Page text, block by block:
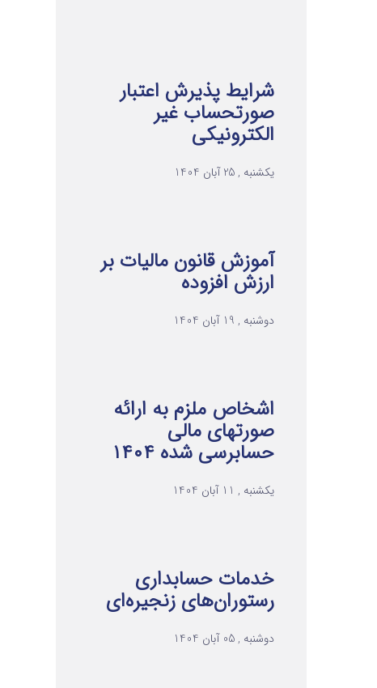
شرایط پذیرش اعتبار
صورتحساب غیر
الکترونیکی
یکشنبه , 25 آبان 1404
آموزش قانون مالیات بر
ارزش افزوده
دوشنبه , 19 آبان 1404
اشخاص ملزم به ارائه
صورتهای مالی
حسابرسی شده ۱۴۰۴
یکشنبه , 11 آبان 1404
خدمات حسابداری
رستوران‌های زنجیره‌ای
دوشنبه , 05 آبان 1404